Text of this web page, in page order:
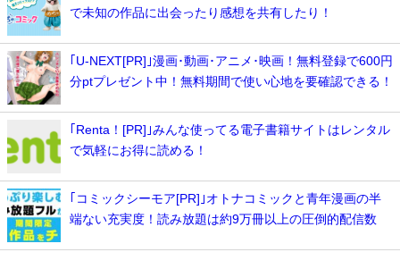
で未知の作品に出会ったり感想を共有したり！
｢U-NEXT[PR]｣漫画･動画･アニメ･映画！無料登録で600円
分ptプレゼント中！無料期間で使い心地を要確認できる！
｢Renta！[PR]｣みんな使ってる電子書籍サイトはレンタル
で気軽にお得に読める！
｢コミックシーモア[PR]｣オトナコミックと青年漫画の半
端ない充実度！読み放題は約9万冊以上の圧倒的配信数